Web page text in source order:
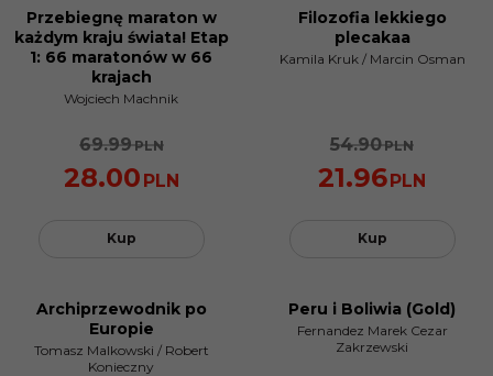
PROMOCJA
Przebiegnę maraton w
każdym kraju świata! Etap
1: 66 maratonów w 66
krajach
Wojciech Machnik
69.99PLN
28.00 PLN
Kup
PROMOCJA
Filozofia lekkiego
plecakaa
Kamila Kruk /Marcin Osman
54.90PLN
21.96PLN
Kup
Archiprzewodnik po
Europie
Tomasz Malkowski /Robert
Konieczny
Peru i Boliwia (Gold)
Fernandez Marek Cezar
Zakrzewski